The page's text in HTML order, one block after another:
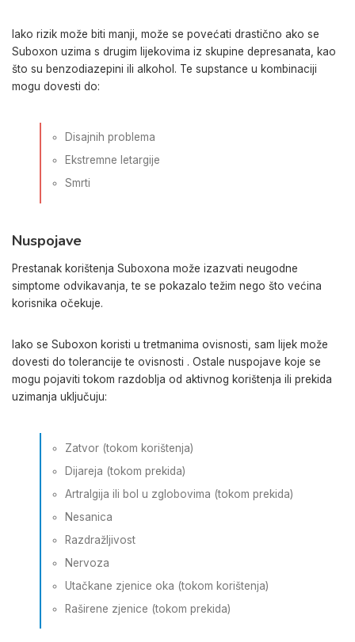
Iako rizik može biti manji, može se povećati drastično ako se
Suboxon uzima s drugim lijekovima iz skupine depresanata, kao
što su benzodiazepini ili alkohol. Te supstance u kombinaciji
mogu dovesti do:
Disajnih problema
Ekstremne letargije
Smrti
Nuspojave
Prestanak korištenja Suboxona može izazvati neugodne
simptome odvikavanja, te se pokazalo težim nego što većina
korisnika očekuje.
Iako se Suboxon koristi u tretmanima ovisnosti, sam lijek može
dovesti do tolerancije te ovisnosti . Ostale nuspojave koje se
mogu pojaviti tokom razdoblja od aktivnog korištenja ili prekida
uzimanja uključuju:
Zatvor (tokom korištenja)
Dijareja (tokom prekida)
Artralgija ili bol u zglobovima (tokom prekida)
Nesanica
Razdražljivost
Nervoza
Utačkane zjenice oka (tokom korištenja)
Raširene zjenice (tokom prekida)